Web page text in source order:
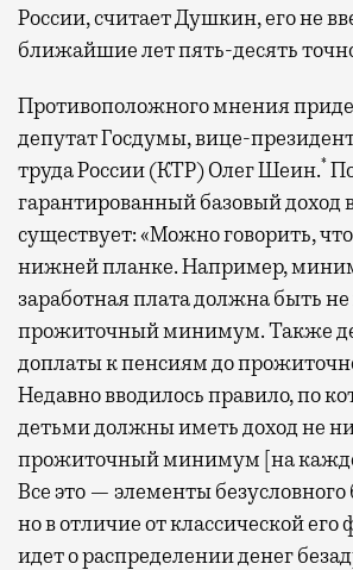
России, считает Душкин, его не
ближайшие лет пять-десять
Противоположного мнения
депутат Госдумы, вице-
труда России (КТР) Олег Шеин.*
гарантированный базовый доход
существует: «Можно говорить,
нижней планке. Например,
заработная плата должна быть
прожиточный минимум. Также
доплаты к пенсиям до
Недавно вводилось правило, по
детьми должны иметь доход не
прожиточный минимум [на
Все это — элементы безусловного
но в отличие от классической
идет о распределении денег